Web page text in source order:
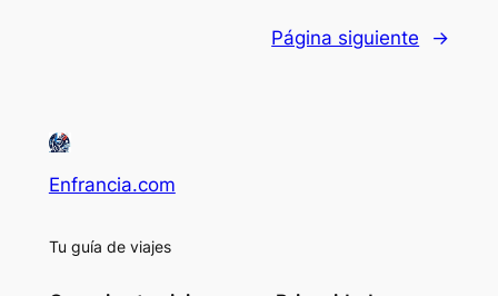
Página siguiente →
Enfrancia.com
Tu guía de viajes